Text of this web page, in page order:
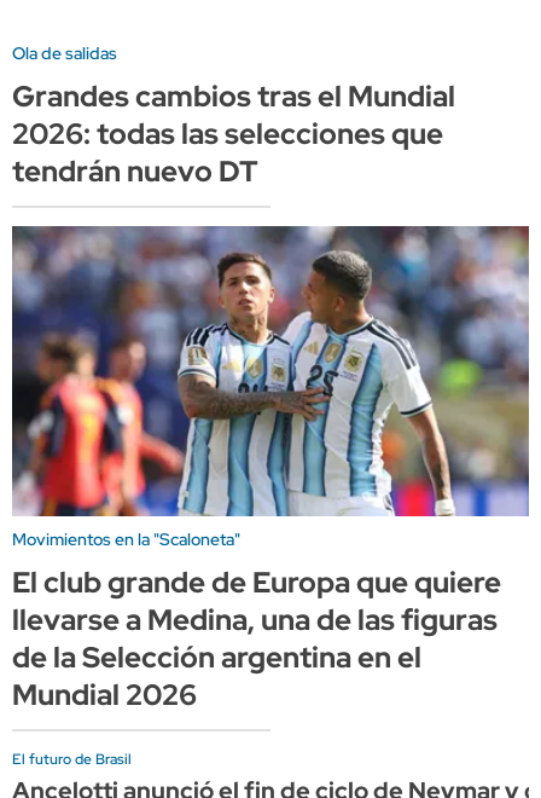
Ola de salidas
Grandes cambios tras el Mundial
2026: todas las selecciones que
tendrán nuevo DT
Movimientos en la "Scaloneta"
El club grande de Europa que quiere
llevarse a Medina, una de las figuras
de la Selección argentina en el
Mundial 2026
El futuro de Brasil
Ancelotti anunció el fin de ciclo de Neymar y